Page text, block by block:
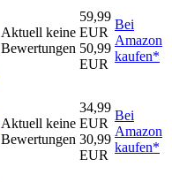
Aktuell keine
Bewertungen
59,99
EUR
50,99
EUR
Bei
Amazon
kaufen*
Aktuell keine
Bewertungen
34,99
EUR
30,99
EUR
Bei
Amazon
kaufen*